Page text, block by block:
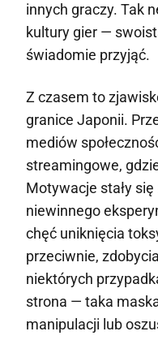
innych graczy. Tak
kultury gier —
świadomie przyjąć.
Z czasem to
granice Japonii.
mediów
streamingowe,
Motywacje stały
niewinnego
chęć uniknięcia
przeciwnie,
niektórych
strona — taka
manipulacji lub